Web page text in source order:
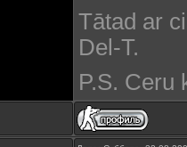
Tātad ar
Del-T.
P.S. Ceru